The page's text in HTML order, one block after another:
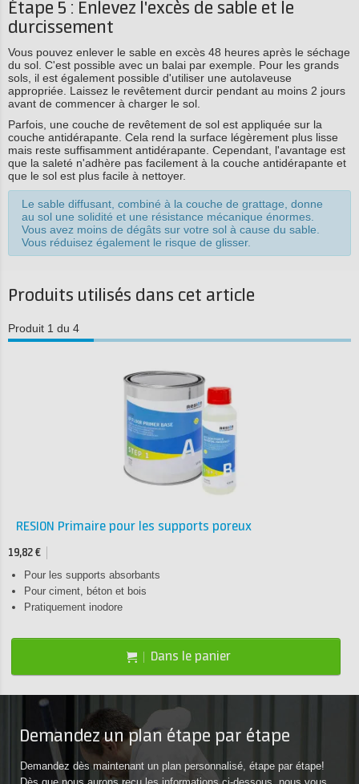
Étape 5 : Enlevez l'excès de sable et le
durcissement
Vous pouvez enlever le sable en excès 48 heures après le séchage
du sol. C'est possible avec un balai par exemple. Pour les grands
sols, il est également possible d'utiliser une autolaveuse
appropriée. Laissez le revêtement durcir pendant au moins 2 jours
avant de commencer à charger le sol.
Parfois, une couche de revêtement de sol est appliquée sur la
couche antidérapante. Cela rend la surface légèrement plus lisse
mais reste suffisamment antidérapante. Cependant, l'avantage est
que la saleté n'adhère pas facilement à la couche antidérapante et
que le sol est plus facile à nettoyer.
Le sable diffusant, combiné à la couche de grattage, donne
au sol une solidité et une résistance mécanique énormes.
Vous avez moins de dégâts sur votre sol à cause du sable.
Vous réduisez également le risque de glisser.
Produits utilisés dans cet article
Produit 1 du 4
RESION Primaire pour les supports poreux
19,82 €
Pour les supports absorbants
Pour ciment, béton et bois
Pratiquement inodore
Dans le panier
Demandez un plan étape par étape
Demandez dès maintenant un plan personnalisé, étape par étape!